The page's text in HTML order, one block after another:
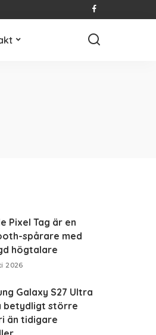
Pixel Tag är en
spårare med
högtalare
2026
Galaxy S27 Ultra
betydligt större
än tidigare